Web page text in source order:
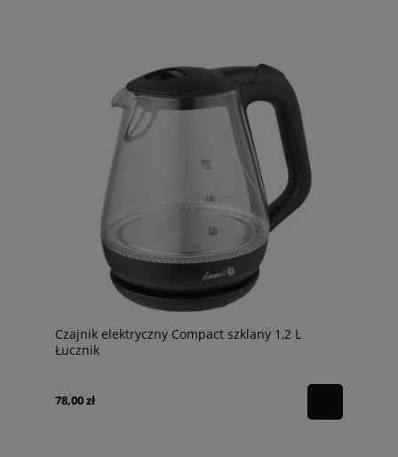
Czajnik elektryczny Compact szklany 1,2 L
Łucznik
78,00 zł